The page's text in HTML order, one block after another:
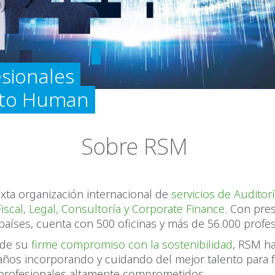
Human
Sobre RSM
organización internacional de servicios de
Legal, Consultoría y Corporate Finance. Con
cuenta con 500 oficinas y más de 56.000
sufirme compromiso con la sostenibilidad, RSM
incorporando y cuidando del mejor talento para